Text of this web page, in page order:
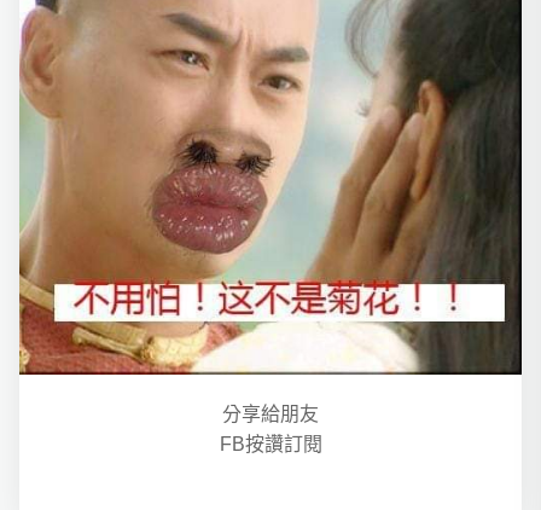
分享給朋友
FB按讚訂閱